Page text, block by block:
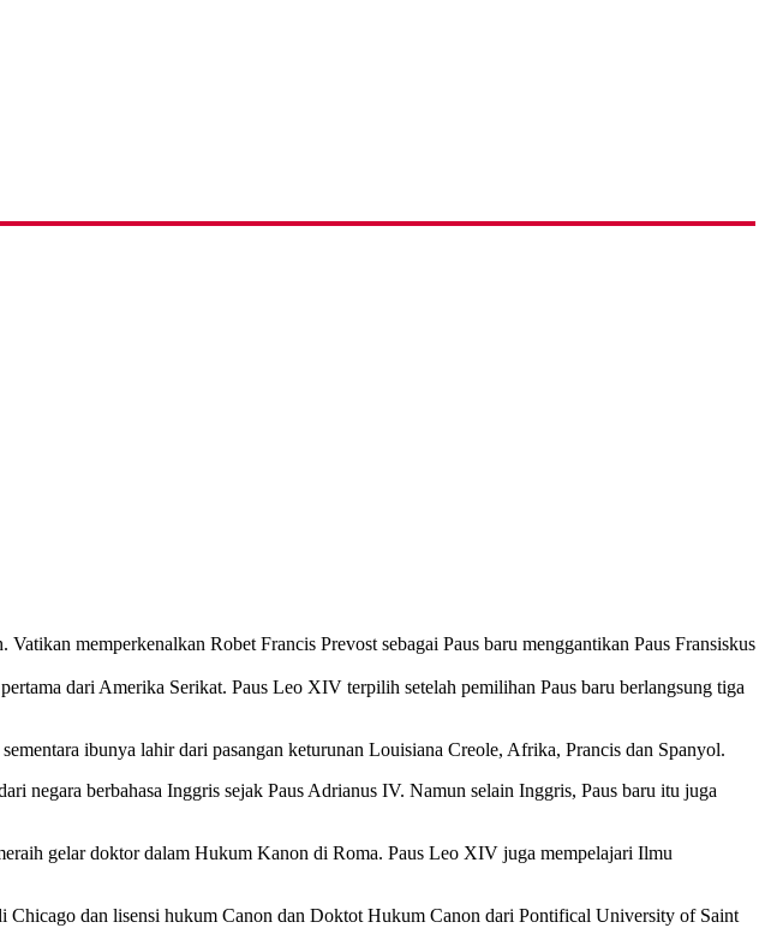
memperkenalkan Robet Francis Prevost sebagai Paus baru menggantikan Paus Fransiskus
dari Amerika Serikat. Paus Leo XIV terpilih setelah pemilihan Paus baru berlangsung tiga
ibunya lahir dari pasangan keturunan Louisiana Creole, Afrika, Prancis dan Spanyol.
negara berbahasa Inggris sejak Paus Adrianus IV. Namun selain Inggris, Paus baru itu juga
gelar doktor dalam Hukum Kanon di Roma. Paus Leo XIV juga mempelajari Ilmu
dan lisensi hukum Canon dan Doktot Hukum Canon dari Pontifical University of Saint